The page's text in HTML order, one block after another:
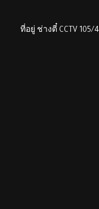
ที่อยู่ ช่างตี๋ CCTV